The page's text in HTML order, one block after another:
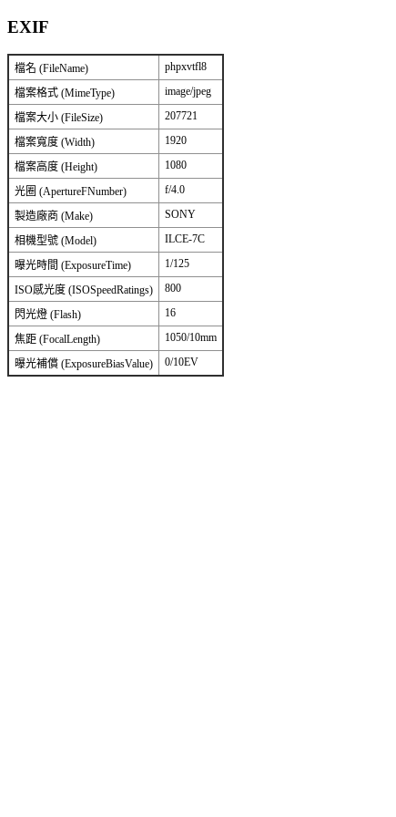
EXIF
檔名 (FileName) phpxvtfl8
檔案格式 (MimeType) image/jpeg
檔案大小 (FileSize) 207721
檔案寬度 (Width) 1920
檔案高度 (Height) 1080
光圈 (ApertureFNumber) f/4.0
製造廠商 (Make) SONY
相機型號 (Model) ILCE-7C
曝光時間 (ExposureTime) 1/125
ISO感光度 (ISOSpeedRatings) 800
閃光燈 (Flash) 16
焦距 (FocalLength) 1050/10mm
曝光補償 (ExposureBiasValue) 0/10EV